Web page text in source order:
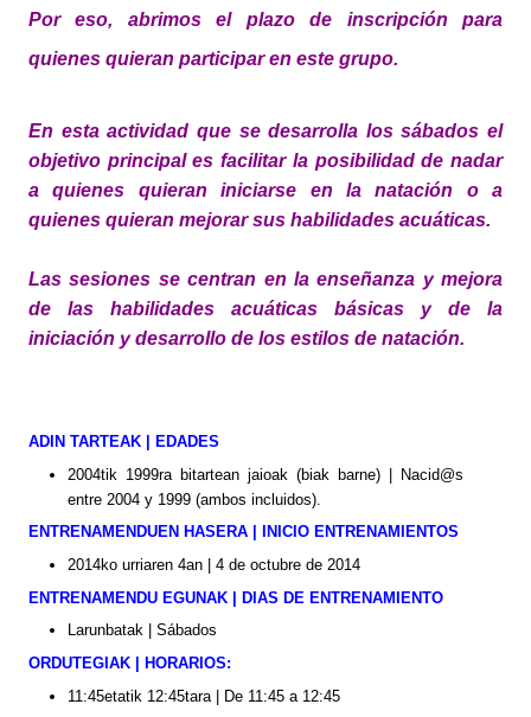
Por eso, abrimos el plazo de inscripción para
quienes quieran participar en este grupo.
En esta actividad que se desarrolla los sábados el
objetivo principal es facilitar la posibilidad de nadar
a quienes quieran iniciarse en la natación o a
quienes quieran mejorar sus habilidades acuáticas.
Las sesiones se centran en la enseñanza y mejora
de las habilidades acuáticas básicas y de la
iniciación y desarrollo de los estilos de natación.
ADIN TARTEAK | EDADES
2004tik 1999ra bitartean jaioak (biak barne) | Nacid@s
entre 2004 y 1999 (ambos incluidos).
ENTRENAMENDUEN HASERA | INICIO ENTRENAMIENTOS
2014ko urriaren 4an | 4 de octubre de 2014
ENTRENAMENDU EGUNAK | DIAS DE ENTRENAMIENTO
Larunbatak | Sábados
ORDUTEGIAK | HORARIOS:
11:45etatik 12:45tara | De 11:45 a 12:45